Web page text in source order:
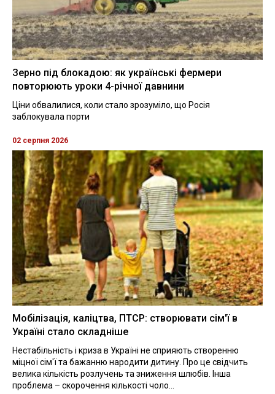
Зерно під блокадою: як українські фермери
повторюють уроки 4-річної давнини
Ціни обвалилися, коли стало зрозуміло, що Росія
заблокувала порти
02 серпня 2026
Мобілізація, каліцтва, ПТСР: створювати сім'ї в
Україні стало складніше
Нестабільність і криза в Україні не сприяють створенню
міцної сім'ї та бажанню народити дитину. Про це свідчить
велика кількість розлучень та зниження шлюбів. Інша
проблема – скорочення кількості чоло...